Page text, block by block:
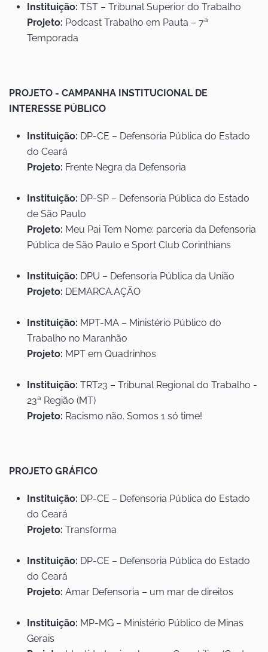
Instituição: TST – Tribunal Superior do Trabalho
Projeto: Podcast Trabalho em Pauta – 7ª
Temporada
PROJETO - CAMPANHA INSTITUCIONAL DE
INTERESSE PÚBLICO
Instituição: DP-CE – Defensoria Pública do Estado
do Ceará
Projeto: Frente Negra da Defensoria
Instituição: DP-SP – Defensoria Pública do Estado
de São Paulo
Projeto: Meu Pai Tem Nome: parceria da Defensoria
Pública de São Paulo e Sport Club Corinthians
Instituição: DPU – Defensoria Pública da União
Projeto: DEMARCA.AÇÃO
Instituição: MPT-MA – Ministério Público do
Trabalho no Maranhão
Projeto: MPT em Quadrinhos
Instituição: TRT23 – Tribunal Regional do Trabalho -
23ª Região (MT)
Projeto: Racismo não. Somos 1 só time!
PROJETO GRÁFICO
Instituição: DP-CE – Defensoria Pública do Estado
do Ceará
Projeto: Transforma
Instituição: DP-CE – Defensoria Pública do Estado
do Ceará
Projeto: Amar Defensoria – um mar de direitos
Instituição: MP-MG – Ministério Público de Minas
Gerais